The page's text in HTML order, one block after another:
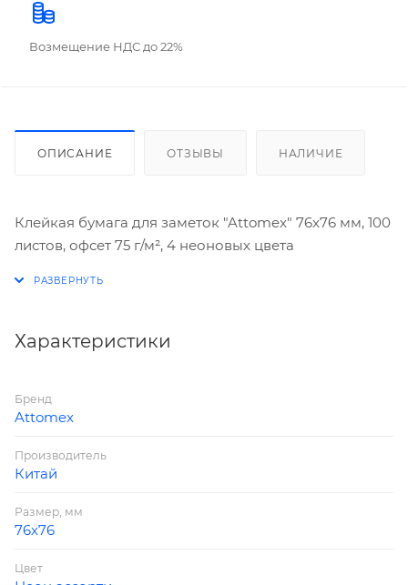
Возмещение НДС до 22%
ОПИСАНИЕ ОТЗЫВЫ НАЛИЧИЕ
Клейкая бумага для заметок "Attomex" 76x76 мм, 100
листов, офсет 75 г/м², 4 неоновых цвета
Характеристики
Бренд
Attomex
Производитель
Китай
Размер, мм
76х76
Цвет